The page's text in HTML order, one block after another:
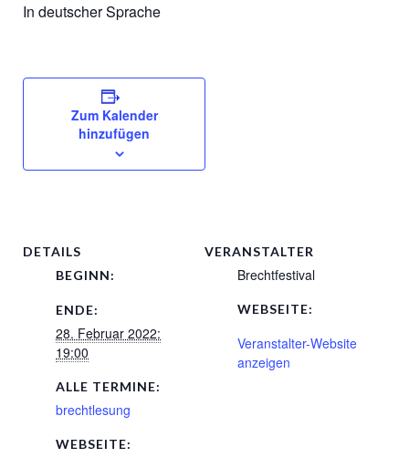
In deutscher Sprache
Zum Kalender
hinzufügen
DETAILS
BEGINN:
ENDE:
28. Februar 2022:
19:00
ALLE TERMINE:
brechtlesung
WEBSEITE:
VERANSTALTER
Brechtfestival
WEBSEITE:
Veranstalter-Website
anzeigen